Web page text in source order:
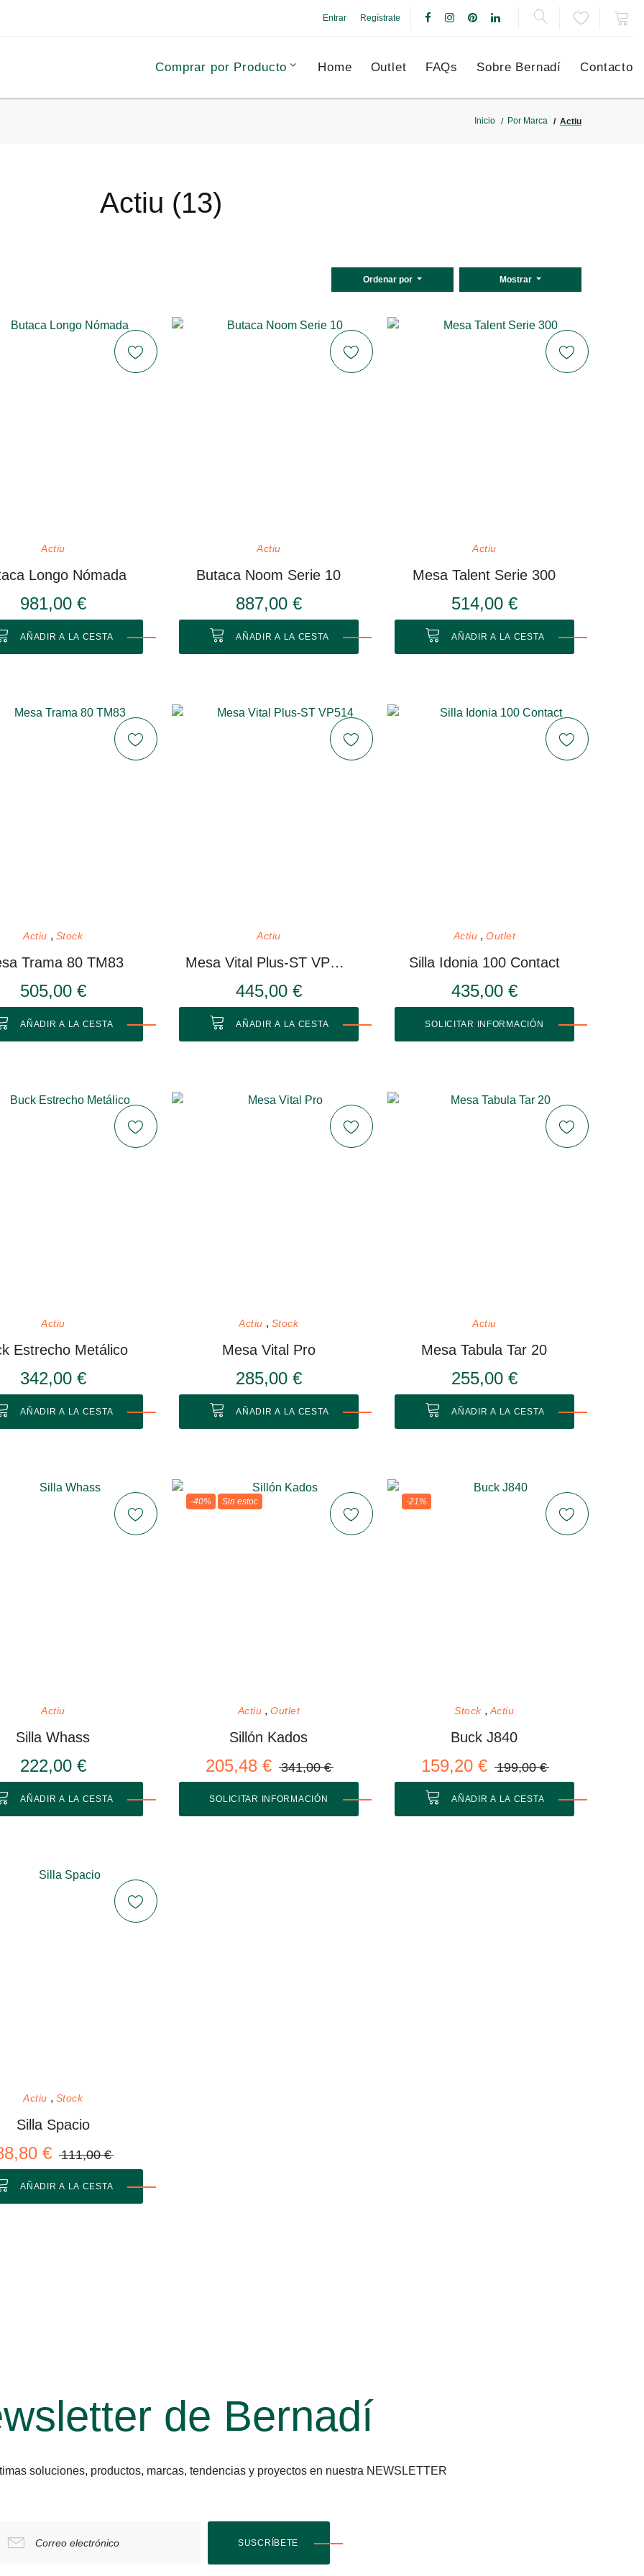
Entrar Regístrate
Comprar por Producto Home Outlet FAQs Sobre Bernadí Contacto
Inicio Por Marca Actiu
Actiu (13)
Ordenar por Mostrar
Actiu
Longo Nómada
981,00 €
AÑADIR A LA CESTA
Actiu
Butaca Noom Serie 10
887,00 €
AÑADIR A LA CESTA
Actiu
Mesa Talent Serie 300
514,00 €
AÑADIR A LA CESTA
Actiu Stock
Trama 80 TM83
505,00 €
AÑADIR A LA CESTA
Actiu
Mesa Vital Plus-ST VP514
445,00 €
AÑADIR A LA CESTA
Actiu Outlet
Silla Idonia 100 Contact
435,00 €
SOLICITAR INFORMACIÓN
Actiu
Estrecho Metálico
342,00 €
AÑADIR A LA CESTA
Actiu Stock
Mesa Vital Pro
285,00 €
AÑADIR A LA CESTA
Actiu
Mesa Tabula Tar 20
255,00 €
AÑADIR A LA CESTA
Actiu
Silla Whass
222,00 €
AÑADIR A LA CESTA
-40% Sin estoc
Actiu Outlet
Sillón Kados
205,48 € 341,00 €
SOLICITAR INFORMACIÓN
-21%
Stock Actiu
Buck J840
159,20 € 199,00 €
AÑADIR A LA CESTA
Actiu Stock
Silla Spacio
€ 111,00 €
AÑADIR A LA CESTA
de Bernadí
soluciones, productos, marcas, tendencias y proyectos en nuestra NEWSLETTER
Correo electrónico SUSCRÍBETE